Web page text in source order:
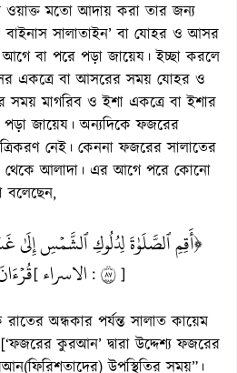
ওয়াক্ত মতো আদায় করা তার জন্য
বাইনাস সালাতাইন’ বা যোহর ও আসর
বা পরে পড়া জায়েয। ইচ্ছা করলে
একত্রে বা আসরের সময় যোহর ও
সময় মাগরিব ও ইশা একত্রে বা ইশার
জায়েয। অন্যদিকে ফজরের
নেই। কেননা ফজরের সালাতের
থেকে আলাদা। এর আগে পরে কোনো
বলেছেন,
﴿أَقِمِ ٱلصَّلَوٰةَ لِدُلُوكِ ٱلشَّمۡسِ إِلَىٰ
[ الاسراء : ]
অন্ধকার পর্যন্ত সালাত কায়েম
কুরআন’ দ্বারা উদ্দেশ্য ফজরের
উপস্থিতির সময়”।